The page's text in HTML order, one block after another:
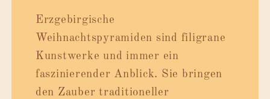
Erzgebirgische
Weihnachtspyramiden sind filigrane
Kunstwerke und immer ein
faszinierender Anblick. Sie bringen
den Zauber traditioneller